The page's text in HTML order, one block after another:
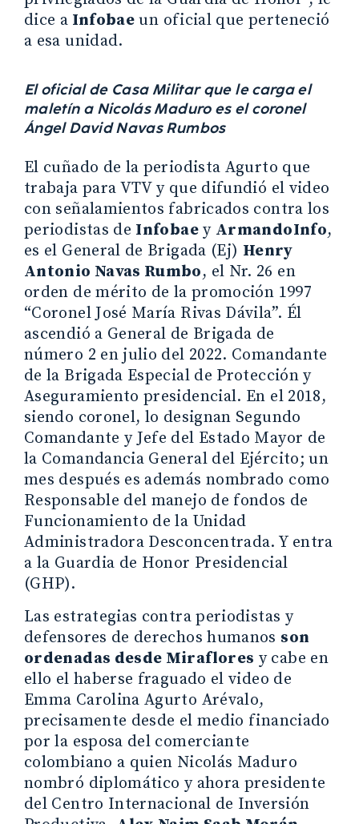
dice a Infobae un oficial que perteneció
a esa unidad.
El oficial de Casa Militar que le carga el
maletín a Nicolás Maduro es el coronel
Ángel David Navas Rumbos
El cuñado de la periodista Agurto que
trabaja para VTV y que difundió el video
con señalamientos fabricados contra los
periodistas de Infobaey ArmandoInfo,
es el General de Brigada (Ej) Henry
Antonio Navas Rumbo, el Nr. 26 en
orden de mérito de la promoción 1997
“Coronel José María Rivas Dávila”. Él
ascendió a General de Brigada de
número 2 en julio del 2022. Comandante
de la Brigada Especial de Protección y
Aseguramiento presidencial. En el 2018,
siendo coronel, lo designan Segundo
Comandante y Jefe del Estado Mayor de
la Comandancia General del Ejército; un
mes después es además nombrado como
Responsable del manejo de fondos de
Funcionamiento de la Unidad
Administradora Desconcentrada. Y entra
a la Guardia de Honor Presidencial
(GHP).
Las estrategias contra periodistas y
defensores de derechos humanos son
ordenadas desde Miraflores y cabe en
ello el haberse fraguado el video de
Emma Carolina Agurto Arévalo,
precisamente desde el medio financiado
por la esposa del comerciante
colombiano a quien Nicolás Maduro
nombró diplomático y ahora presidente
del Centro Internacional de Inversión